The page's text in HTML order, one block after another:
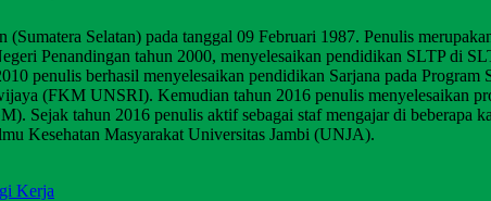
Selatan) pada tanggal 09 Februari 1987. Penulis
Penandingan tahun 2000, menyelesaikan pendidikan SLTP di
penulis berhasil menyelesaikan pendidikan Sarjana pada Program
(FKM UNSRI). Kemudian tahun 2016 penulis menyelesaikan
Sejak tahun 2016 penulis aktif sebagai staf mengajar di beberapa
Kesehatan Masyarakat Universitas Jambi (UNJA).
Kerja